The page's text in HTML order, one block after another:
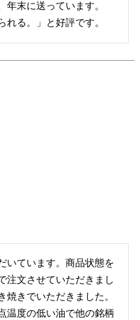
年末に送っています。
れる。」と好評です。
いています。商品状態を
注文させていただきまし
焼きでいただきました。
温度の低い油で他の銘柄